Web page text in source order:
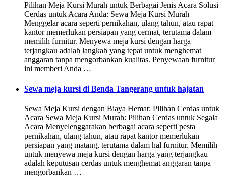
Pilihan Meja Kursi Murah untuk Berbagai Jenis Acara Solusi
Cerdas untuk Acara Anda: Sewa Meja Kursi Murah
Menggelar acara seperti pernikahan, ulang tahun, atau rapat
kantor memerlukan persiapan yang cermat, terutama dalam
memilih furnitur. Menyewa meja kursi dengan harga
terjangkau adalah langkah yang tepat untuk menghemat
anggaran tanpa mengorbankan kualitas. Penyewaan furnitur
ini memberi Anda …
Sewa meja kursi di Benda Tangerang untuk hajatan
Sewa Meja Kursi dengan Biaya Hemat: Pilihan Cerdas untuk
Acara Sewa Meja Kursi Murah: Pilihan Cerdas untuk Segala
Acara Menyelenggarakan berbagai acara seperti pesta
pernikahan, ulang tahun, atau rapat kantor memerlukan
persiapan yang matang, terutama dalam hal furnitur. Memilih
untuk menyewa meja kursi dengan harga yang terjangkau
adalah keputusan cerdas untuk menghemat anggaran tanpa
mengorbankan …